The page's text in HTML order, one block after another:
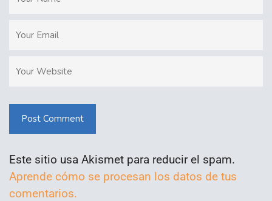
Post Comment
Este sitio usa Akismet para reducir el spam.
Aprende cómo se procesan los datos de tus
comentarios.